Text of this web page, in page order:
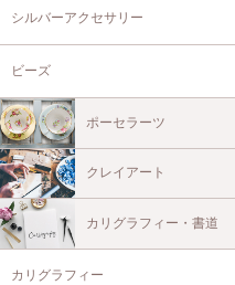
シルバーアクセサリー
ビーズ
ポーセラーツ
クレイアート
カリグラフィー・書道
カリグラフィー